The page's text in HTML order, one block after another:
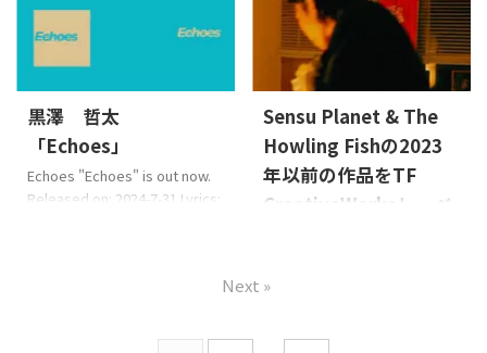
PlanetMusic: Sensu
PlanetArrange: Sensu Planet
Music ディスコでレディと夢中
で話し、踊る。ディスコで踊り
Stepを踏んでいる様子と、煌
めく人生の階段(Step)をのぼる
事を表現したタ ...
Sensu PlanetArrange: Sensu
Planet & The Howling Fish
JAN: 4573529370788 About
the Music 大変な毎日を送って
ど今日もお疲れ様」「小さな
幸せを感じて生きて行こう」
という想いを込め、「小さな
幸せ、希望」という意味で幸
黒澤 哲太
「Echoes」
Echoes "Echoes" is out now.
Released on: 2024-7-31 Lyrics:
い、分かち合う様を水をテー
Sensu Planet & The
Howling Fishの2023
年以前の作品をTF
CreativeWorksレーベ
Fishの2023年までにリリースさ
Next »